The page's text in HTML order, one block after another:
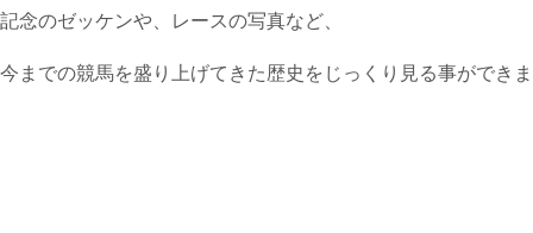
記念のゼッケンや、レースの写真など、
今までの競馬を盛り上げてきた歴史をじっくり見る事ができ